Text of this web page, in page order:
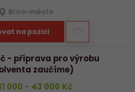
Brno-město
na pozici
- příprava pro výrobu
zaučíme)
000 - 43 000 Kč